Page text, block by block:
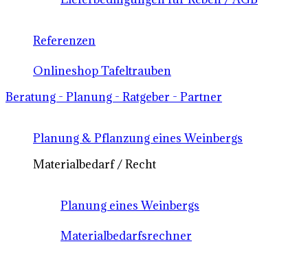
Referenzen
Onlineshop Tafeltrauben
Beratung - Planung - Ratgeber - Partner
Planung & Pflanzung eines Weinbergs
Materialbedarf / Recht
Planung eines Weinbergs
Materialbedarfsrechner